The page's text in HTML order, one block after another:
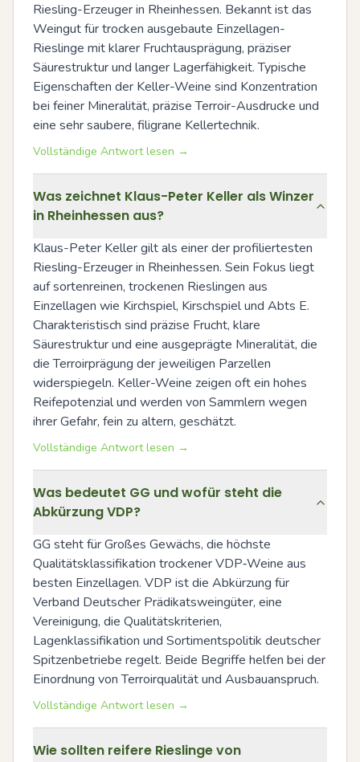
Riesling-Erzeuger in Rheinhessen. Bekannt ist das
Weingut für trocken ausgebaute Einzellagen-
Rieslinge mit klarer Fruchtausprägung, präziser
Säurestruktur und langer Lagerfähigkeit. Typische
Eigenschaften der Keller-Weine sind Konzentration
bei feiner Mineralität, präzise Terroir-Ausdrucke und
eine sehr saubere, filigrane Kellertechnik.
Vollständige Antwort lesen →
Was zeichnet Klaus-Peter Keller als Winzer
in Rheinhessen aus?
Klaus-Peter Keller gilt als einer der profiliertesten
Riesling-Erzeuger in Rheinhessen. Sein Fokus liegt
auf sortenreinen, trockenen Rieslingen aus
Einzellagen wie Kirchspiel, Kirschspiel und Abts E.
Charakteristisch sind präzise Frucht, klare
Säurestruktur und eine ausgeprägte Mineralität, die
die Terroirprägung der jeweiligen Parzellen
widerspiegeln. Keller-Weine zeigen oft ein hohes
Reifepotenzial und werden von Sammlern wegen
ihrer Gefahr, fein zu altern, geschätzt.
Vollständige Antwort lesen →
Was bedeutet GG und wofür steht die
Abkürzung VDP?
GG steht für Großes Gewächs, die höchste
Qualitätsklassifikation trockener VDP‑Weine aus
besten Einzellagen. VDP ist die Abkürzung für
Verband Deutscher Prädikatsweingüter, eine
Vereinigung, die Qualitätskriterien,
Lagenklassifikation und Sortimentspolitik deutscher
Spitzenbetriebe regelt. Beide Begriffe helfen bei der
Einordnung von Terroirqualität und Ausbauanspruch.
Vollständige Antwort lesen →
Wie sollten reifere Rieslinge von